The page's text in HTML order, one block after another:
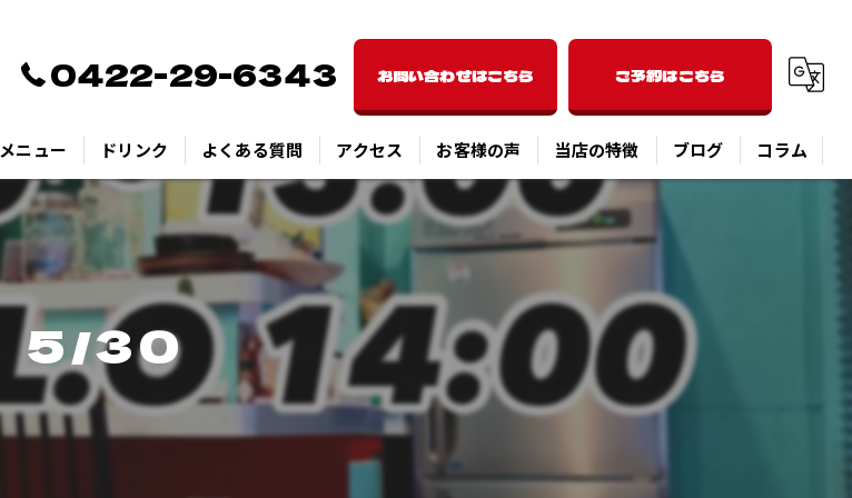
0422-29-6343 お問い合わせはこちら ご予約はこちら
メニュー ドリンク よくある質問 アクセス お客様の声 当店の特徴
洋食
パスタ
ピザ
ブログ コラム
5/30